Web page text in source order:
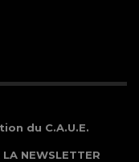
du C.A.U.E.
NEWSLETTER